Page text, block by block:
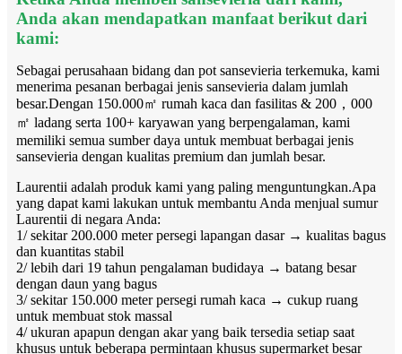
Anda akan mendapatkan manfaat berikut dari
kami:
Sebagai perusahaan bidang dan pot sansevieria terkemuka, kami
menerima pesanan berbagai jenis sansevieria dalam jumlah
besar.Dengan 150.000㎡ rumah kaca dan fasilitas & 200，000
㎡ ladang serta 100+ karyawan yang berpengalaman, kami
memiliki semua sumber daya untuk membuat berbagai jenis
sansevieria dengan kualitas premium dan jumlah besar.
Laurentii adalah produk kami yang paling menguntungkan.Apa
yang dapat kami lakukan untuk membantu Anda menjual sumur
Laurentii di negara Anda:
1/ sekitar 200.000 meter persegi lapangan dasar → kualitas bagus
dan kuantitas stabil
2/ lebih dari 19 tahun pengalaman budidaya → batang besar
dengan daun yang bagus
3/ sekitar 150.000 meter persegi rumah kaca → cukup ruang
untuk membuat stok massal
4/ ukuran apapun dengan akar yang baik tersedia setiap saat
khusus untuk beberapa permintaan khusus supermarket besar